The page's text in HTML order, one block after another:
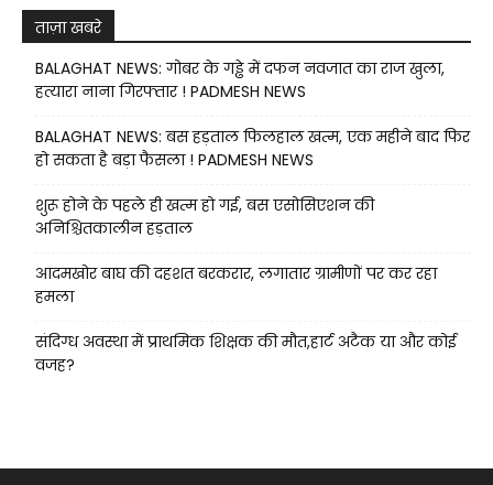
ताज़ा खबरे
BALAGHAT NEWS: गोबर के गड्ढे में दफन नवजात का राज खुला,
हत्यारा नाना गिरफ्तार ! PADMESH NEWS
BALAGHAT NEWS: बस हड़ताल फिलहाल खत्म, एक महीने बाद फिर
हो सकता है बड़ा फैसला ! PADMESH NEWS
शुरू होने के पहले ही खत्म हो गई, बस एसोसिएशन की
अनिश्चितकालीन हड़ताल
आदमखोर बाघ की दहशत बरकरार, लगातार ग्रामीणों पर कर रहा
हमला
संदिग्ध अवस्था में प्राथमिक शिक्षक की मौत,हार्ट अटैक या और कोई
वजह?